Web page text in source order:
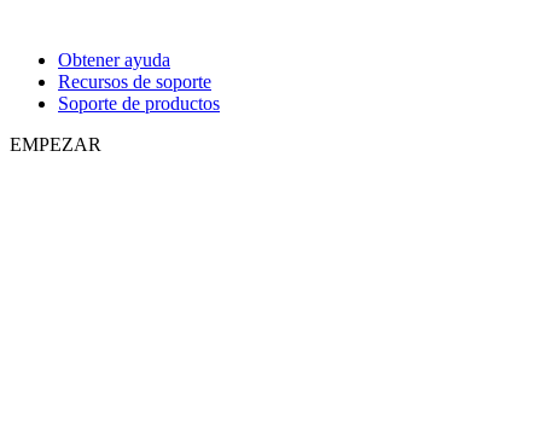
Obtener ayuda
Recursos de soporte
Soporte de productos
EMPEZAR